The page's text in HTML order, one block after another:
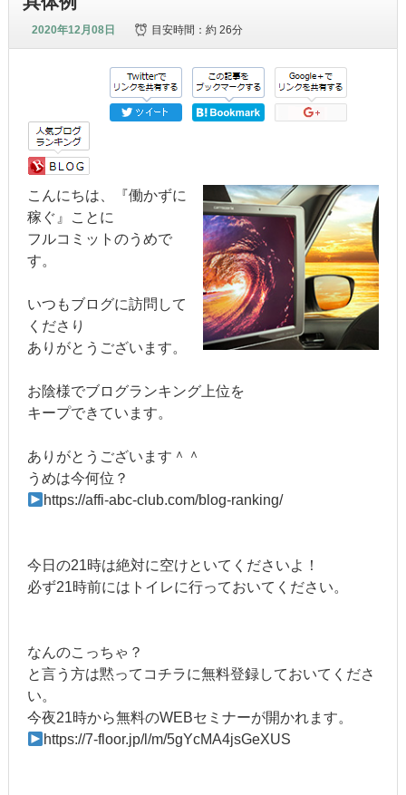
2020年12月08日 目安時間：約 26分
こんにちは、『働かずに
稼ぐ』ことに
フルコミットのうめで
す。
いつもブログに訪問して
くださり
ありがとうございます。
お陰様でブログランキング上位を
キープできています。
ありがとうございます＾＾
うめは今何位？
https://affi-abc-club.com/blog-ranking/
今日の21時は絶対に空けといてくださいよ！
必ず21時前にはトイレに行っておいてください。
なんのこっちゃ？
と言う方は黙ってコチラに無料登録しておいてくださ
い。
今夜21時から無料のWEBセミナーが開かれます。
https://7-floor.jp/l/m/5gYcMA4jsGeXUS